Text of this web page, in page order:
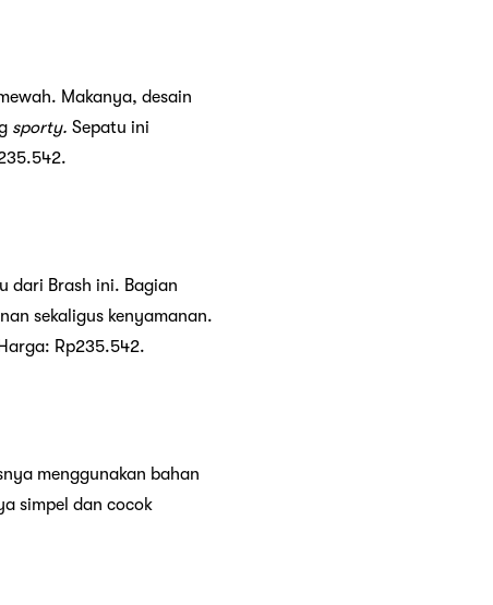
Makanya, desain
sporty. Sepatu ini
dari Brash ini. Bagian
sekaligus kenyamanan.
Rp235.542.
menggunakan bahan
simpel dan cocok